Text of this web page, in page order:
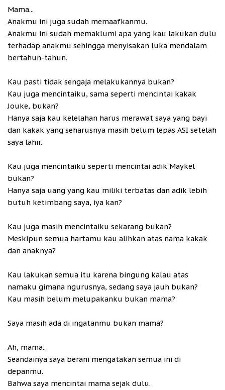
Mama...
Anakmu ini juga sudah memaafkanmu.
Anakmu ini sudah memaklumi apa yang kau lakukan dulu
terhadap anakmu sehingga menyisakan luka mendalam
bertahun-tahun.
Kau pasti tidak sengaja melakukannya bukan?
Kau juga mencintaiku, sama seperti mencintai kakak
Jouke, bukan?
Hanya saja kau kelelahan harus merawat saya yang bayi
dan kakak yang seharusnya masih belum lepas ASI setelah
saya lahir.
Kau juga mencintaiku seperti mencintai adik Maykel
bukan?
Hanya saja uang yang kau miliki terbatas dan adik lebih
butuh ketimbang saya, iya kan?
Kau juga masih mencintaiku sekarang bukan?
Meskipun semua hartamu kau alihkan atas nama kakak
dan anaknya?
Kau lakukan semua itu karena bingung kalau atas
namaku gimana ngurusnya, sedang saya jauh bukan?
Kau masih belum melupakanku bukan mama?
Saya masih ada di ingatanmu bukan mama?
Ah, mama..
Seandainya saya berani mengatakan semua ini di
depanmu.
Bahwa saya mencintai mama sejak dulu.